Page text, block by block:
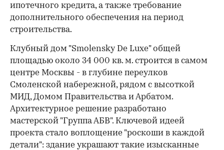
ипотечного кредита, а также требование
дополнительного обеспечения на период
строительства.
Клубный дом "Smolensky De Luxe" общей
площадью около 34 000 кв. м. строится в самом
центре Москвы - в глубине переулков
Смоленской набережной, рядом с высоткой
МИД, Домом Правительства и Арбатом.
Архитектурное решение разработано
мастерской "Группа АБВ". Ключевой идеей
проекта стало воплощение "роскоши в каждой
детали": здание украшают такие изысканные